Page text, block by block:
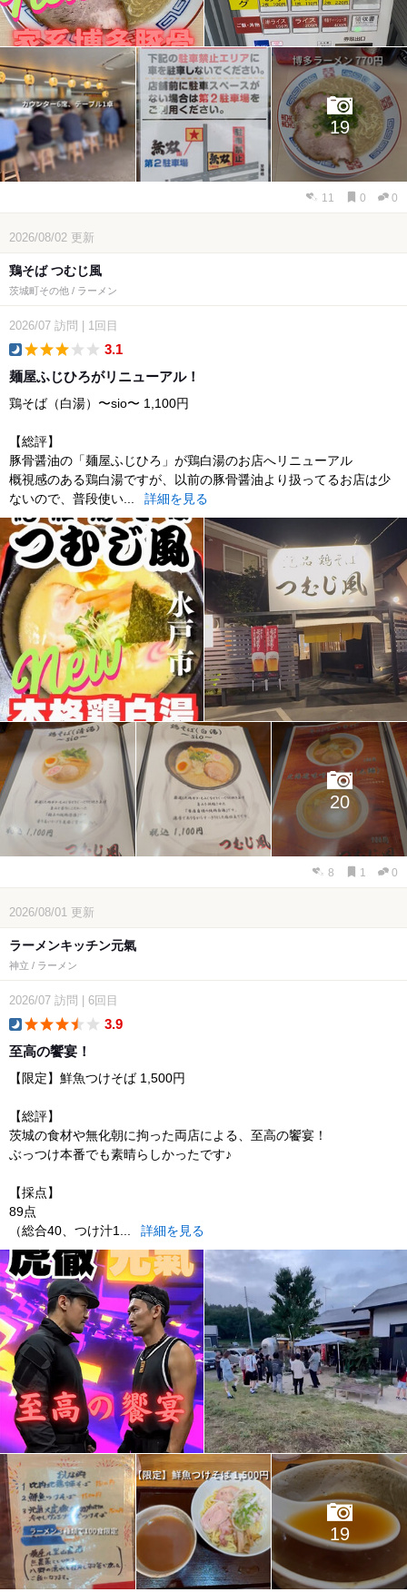
19
11 0 0
2026/08/02 更新
鶏そば つむじ風
茨城町その他 / ラーメン
2026/07 訪問 1回目
3.1
麺屋ふじひろがリニューアル！
鶏そば（白湯）〜sio〜 1,100円
【総評】
豚骨醤油の「麺屋ふじひろ」が鶏白湯のお店へリニューアル
概視感のある鶏白湯ですが、以前の豚骨醤油より扱ってるお店は少
ないので、普段使い...
詳細を見る
20
8 1 0
2026/08/01 更新
ラーメンキッチン元氣
神立 / ラーメン
2026/07 訪問 6回目
3.9
至高の饗宴！
【限定】鮮魚つけそば 1,500円
【総評】
茨城の食材や無化朝に拘った両店による、至高の饗宴！
ぶっつけ本番でも素晴らしかったです♪
【採点】
89点
（総合40、つけ汁1...
詳細を見る
19